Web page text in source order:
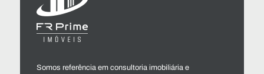
Somos referência em consultoria imobiliária e